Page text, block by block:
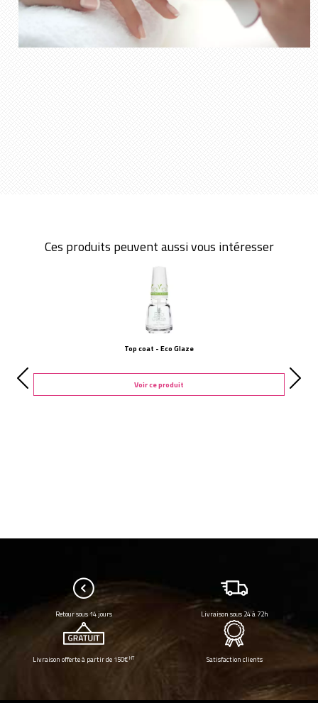
Ces produits peuvent aussi vous intéresser
Top coat - Eco Glaze
Voir ce produit
Retour sous 14 jours Livraison sous 24 à 72h
Livraison offerte à partir de 150€HT Satisfaction clients